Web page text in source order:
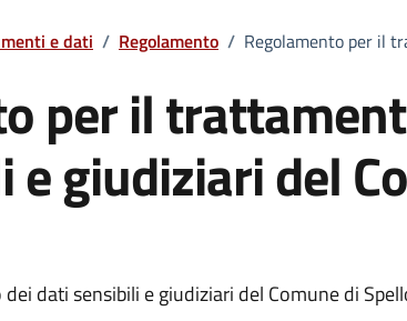
e dati / Regolamento / Regolamento per il
per il
giudiziari del
dati sensibili e giudiziari del Comune di